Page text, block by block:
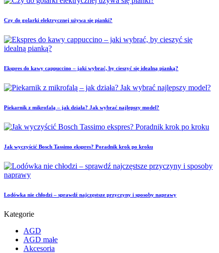
Czy do golarki elektrycznej używa się pianki?
Ekspres do kawy cappuccino – jaki wybrać, by cieszyć się idealną pianką?
Piekarnik z mikrofalą – jak działa? Jak wybrać najlepszy model?
Jak wyczyścić Bosch Tassimo ekspres? Poradnik krok po kroku
Lodówka nie chłodzi – sprawdź najczęstsze przyczyny i sposoby naprawy
Kategorie
AGD
AGD małe
Akcesoria